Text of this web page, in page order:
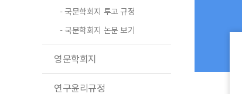
- 국문학회지 투고 규정
- 국문학회지 논문 보기
영문학회지
연구윤리규정